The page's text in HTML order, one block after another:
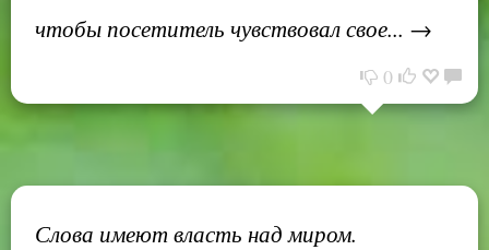
чтобы посетитель чувствовал свое... →
0
Слова имеют власть над миром.